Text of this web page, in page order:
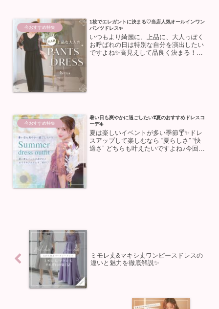
今おすすめ特集
1枚でエレガントに決まる♡当店人気オールインワン
パンツドレス✨
いつもより綺麗に、上品に、大人っぽく
お呼ばれの日は特別な自分を演出したい
ですよね✨高見えして品良く決まる！と
今おすすめ特集
暑い日も爽やかに過ごしたい❣️夏のおすすめドレスコ
ーデ☀️
夏は楽しいイベントが多い季節🍸✨ドレ
スアップして楽しむなら “夏らしさ” “快
適さ” どちらも叶えたいですよね♪今回
ミモレ丈&マキシ丈ワンピースドレスの
違いと魅力を徹底解説✨